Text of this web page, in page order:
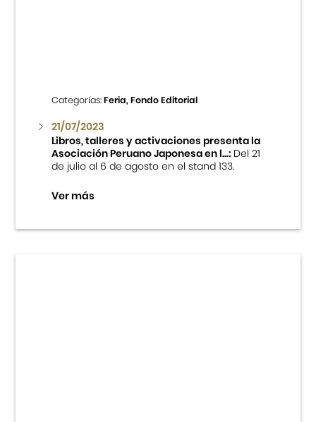
Fondo Editorial
Teatro Peruano Japonés
Categorías:Feria, Fondo Editorial
21/07/2023
Libros, talleres y activaciones presenta la
Asociación Peruano Japonesa en l...:Del 21
de julio al 6 de agosto en el stand 133.
Ver más